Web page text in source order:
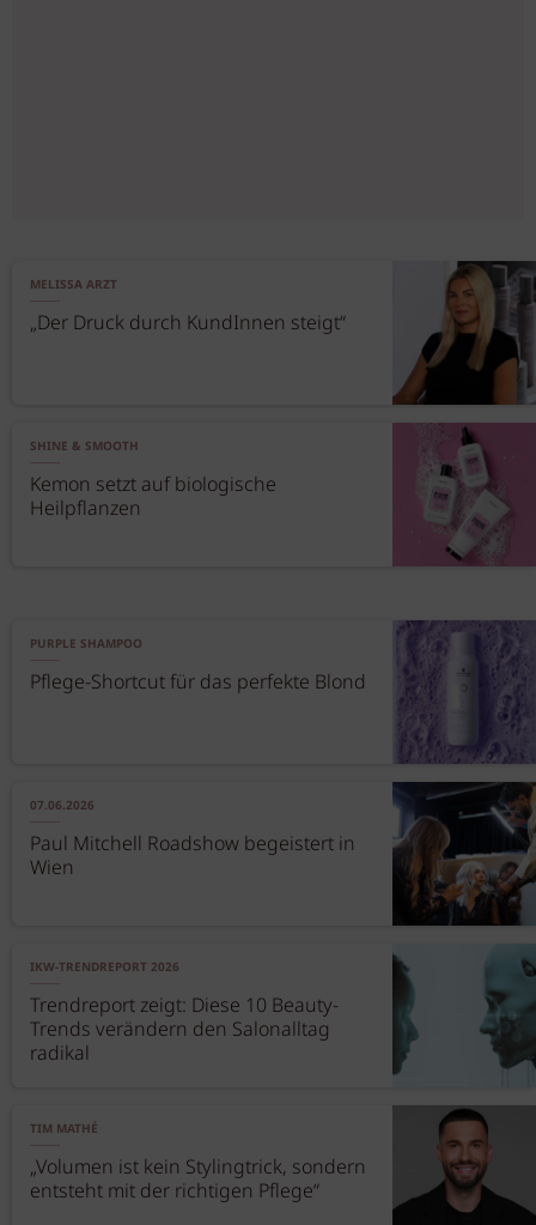
MELISSA ARZT
„Der Druck durch KundInnen steigt“
SHINE & SMOOTH
Kemon setzt auf biologische
Heilpflanzen
PURPLE SHAMPOO
Pflege-Shortcut für das perfekte Blond
07.06.2026
Paul Mitchell Roadshow begeistert in
Wien
IKW-TRENDREPORT 2026
Trendreport zeigt: Diese 10 Beauty-
Trends verändern den Salonalltag
radikal
TIM MATHÉ
„Volumen ist kein Stylingtrick, sondern
entsteht mit der richtigen Pflege“